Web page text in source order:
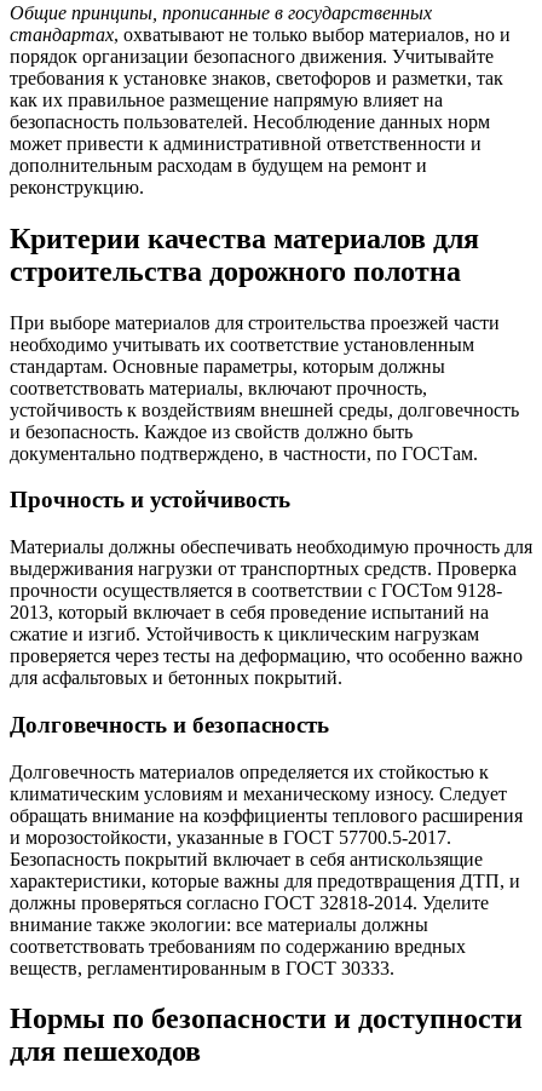
Общие принципы, прописанные в государственных
стандартах, охватывают не только выбор материалов, но и
порядок организации безопасного движения. Учитывайте
требования к установке знаков, светофоров и разметки, так
как их правильное размещение напрямую влияет на
безопасность пользователей. Несоблюдение данных норм
может привести к административной ответственности и
дополнительным расходам в будущем на ремонт и
реконструкцию.
Критерии качества материалов для
строительства дорожного полотна
При выборе материалов для строительства проезжей части
необходимо учитывать их соответствие установленным
стандартам. Основные параметры, которым должны
соответствовать материалы, включают прочность,
устойчивость к воздействиям внешней среды, долговечность
и безопасность. Каждое из свойств должно быть
документально подтверждено, в частности, по ГОСТам.
Прочность и устойчивость
Материалы должны обеспечивать необходимую прочность для
выдерживания нагрузки от транспортных средств. Проверка
прочности осуществляется в соответствии с ГОСТом 9128-
2013, который включает в себя проведение испытаний на
сжатие и изгиб. Устойчивость к циклическим нагрузкам
проверяется через тесты на деформацию, что особенно важно
для асфальтовых и бетонных покрытий.
Долговечность и безопасность
Долговечность материалов определяется их стойкостью к
климатическим условиям и механическому износу. Следует
обращать внимание на коэффициенты теплового расширения
и морозостойкости, указанные в ГОСТ 57700.5-2017.
Безопасность покрытий включает в себя антискользящие
характеристики, которые важны для предотвращения ДТП, и
должны проверяться согласно ГОСТ 32818-2014. Уделите
внимание также экологии: все материалы должны
соответствовать требованиям по содержанию вредных
веществ, регламентированным в ГОСТ 30333.
Нормы по безопасности и доступности
для пешеходов